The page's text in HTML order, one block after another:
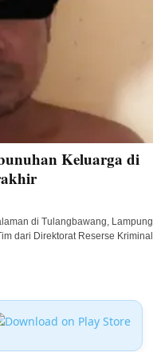
Keluarga di
di Tulangbawang, Lampung
dari Direktorat Reserse Kriminal